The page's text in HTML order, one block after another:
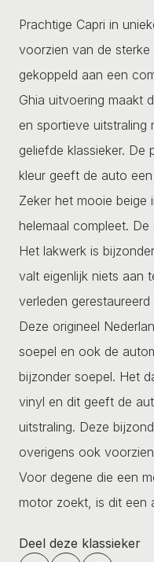
Prachtige Capri in
voorzien van de sterke
gekoppeld aan een
Ghia uitvoering maakt
en sportieve
geliefde klassieker. De
kleur geeft de auto
Zeker het mooie beige
helemaal compleet.
Het lakwerk is
valt eigenlijk niets aan
verleden
Deze origineel
soepel en ook de
bijzonder soepel. Het
vinyl en dit geeft de
uitstraling. Deze
overigens ook
Voor degene die een
motor zoekt, is dit een
Deel deze klassieker